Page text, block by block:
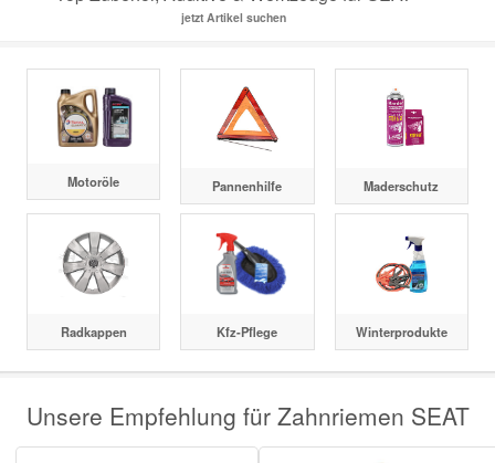
jetzt Artikel suchen
Motoröle Pannenhilfe Maderschutz
Radkappen Kfz-Pflege Winterprodukte
Unsere Empfehlung für Zahnriemen SEAT